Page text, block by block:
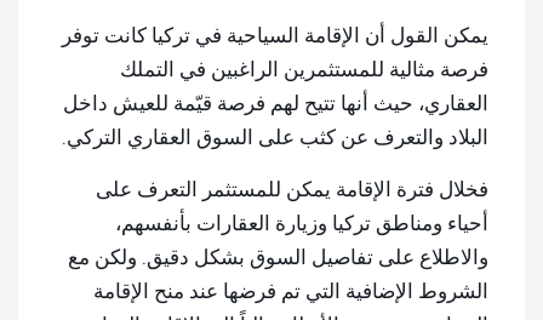
يمكن القول أن الإقامة السياحية في تركيا كانت توفر
فرصة مثالية للمستثمرين الراغبين في التملك
العقاري، حيث أنها تتيح لهم فرصة قيّمة للعيش داخل
البلاد والتعرف عن كثب على السوق العقاري التركي.
فخلال فترة الإقامة يمكن للمستثمر التعرف على
أحياء ومناطق تركيا وزيارة العقارات بأنفسهم،
والاطلاع على تفاصيل السوق بشكل دقيق. ولكن مع
الشروط الإضافية التي تم فرضها عند منح الإقامة